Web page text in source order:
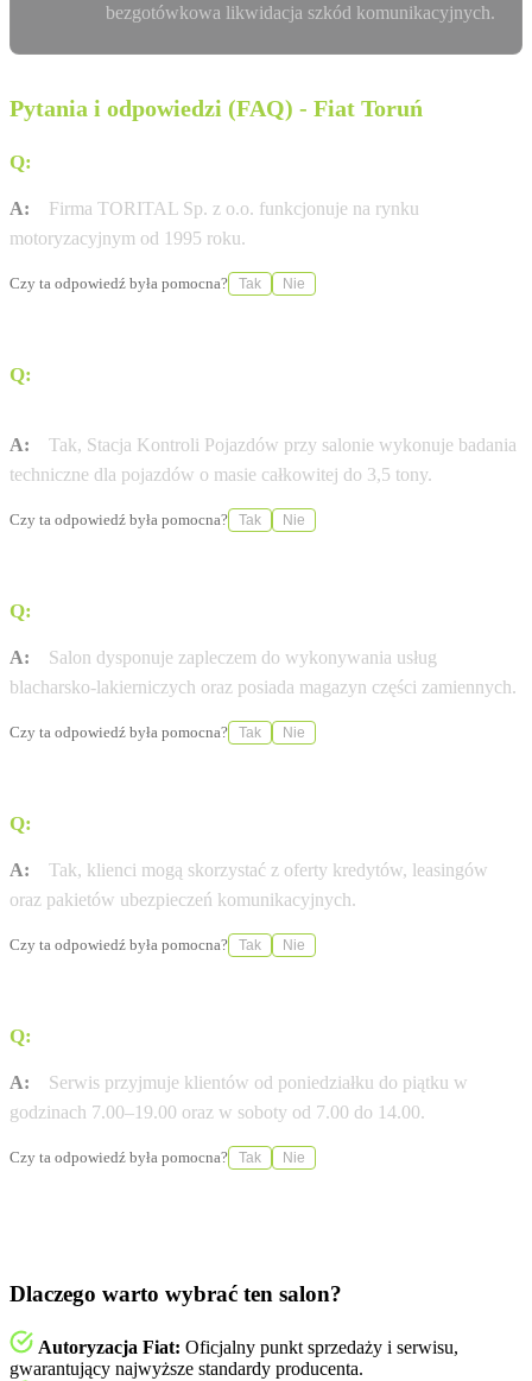
bezgotówkowa likwidacja szkód komunikacyjnych.
Pytania i odpowiedzi (FAQ) - Fiat Toruń
Q:
A:
Firma TORITAL Sp. z o.o. funkcjonuje na rynku
motoryzacyjnym od 1995 roku.
Czy ta odpowiedź była pomocna? Tak Nie
Q:
A:
Tak, Stacja Kontroli Pojazdów przy salonie wykonuje badania
techniczne dla pojazdów o masie całkowitej do 3,5 tony.
Czy ta odpowiedź była pomocna? Tak Nie
Q:
A:
Salon dysponuje zapleczem do wykonywania usług
blacharsko-lakierniczych oraz posiada magazyn części zamiennych.
Czy ta odpowiedź była pomocna? Tak Nie
Q:
A:
Tak, klienci mogą skorzystać z oferty kredytów, leasingów
oraz pakietów ubezpieczeń komunikacyjnych.
Czy ta odpowiedź była pomocna? Tak Nie
Q:
A:
Serwis przyjmuje klientów od poniedziałku do piątku w
godzinach 7.00–19.00 oraz w soboty od 7.00 do 14.00.
Czy ta odpowiedź była pomocna? Tak Nie
Dlaczego warto wybrać ten salon?
Autoryzacja Fiat: Oficjalny punkt sprzedaży i serwisu,
gwarantujący najwyższe standardy producenta.